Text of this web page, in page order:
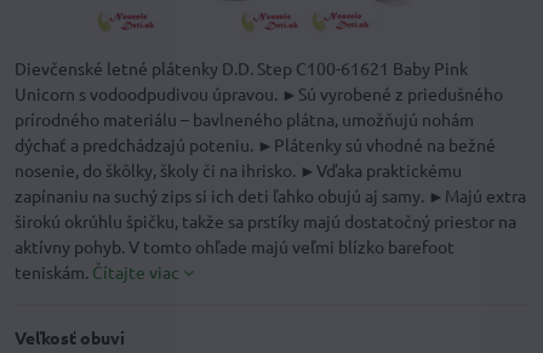
Dievčenské letné plátenky D.D. Step C100-61621 Baby Pink
Unicorn s vodoodpudivou úpravou. ►Sú vyrobené z priedušného
prírodného materiálu – bavlneného plátna, umožňujú nohám
dýchať a predchádzajú poteniu. ►Plátenky sú vhodné na bežné
nosenie, do škôlky, školy či na ihrisko. ►Vďaka praktickému
zapínaniu na suchý zips si ich deti ľahko obujú aj samy. ►Majú extra
širokú okrúhlu špičku, takže sa prstíky majú dostatočný priestor na
aktívny pohyb. V tomto ohľade majú veľmi blízko barefoot
teniskám. Čítajte viac
Veľkosť obuvi